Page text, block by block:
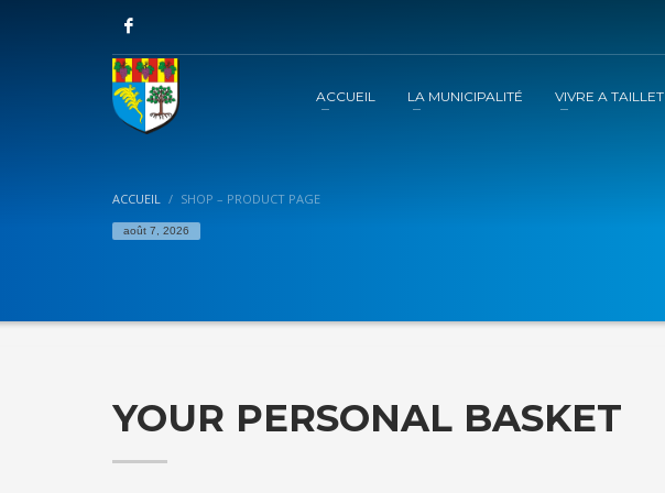
ACCUEIL LA MUNICIPALITÉ VIVRE A TAILLET
ACCUEIL SHOP – PRODUCT PAGE
août 7, 2026
YOUR PERSONAL BASKET